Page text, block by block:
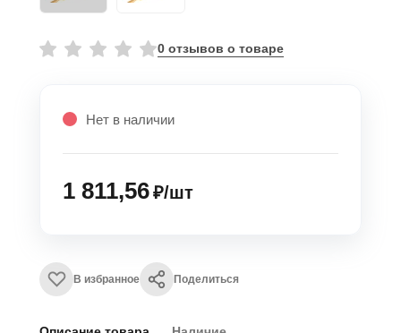
0 отзывов о товаре
Нет в наличии
1 811,56₽/шт
В избранное Поделиться